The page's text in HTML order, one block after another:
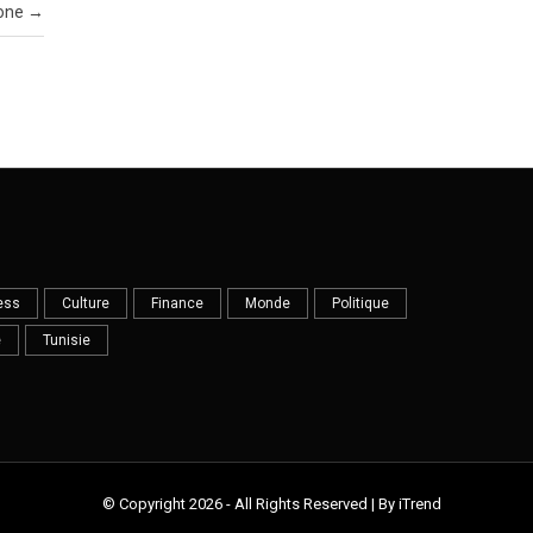
→
Culture Finance Monde Politique
Tunisie
© Copyright 2026 - All Rights Reserved | By iTrend